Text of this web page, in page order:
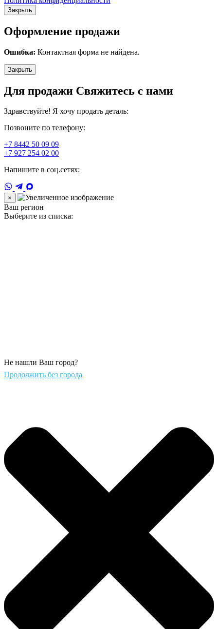
Закрыть
Оформление продажи
Ошибка: Контактная форма не найдена.
Закрыть
Для продажи Свяжитесь с нами
Здравствуйте! Я хочу продать деталь:
Позвоните по телефону:
+7 8442 50 09 09
+7 927 254 02 00
Напишите в соц.сетях:
×
Ваш регион
Выберите из списка:
Не нашли Ваш город?
Продолжить без города